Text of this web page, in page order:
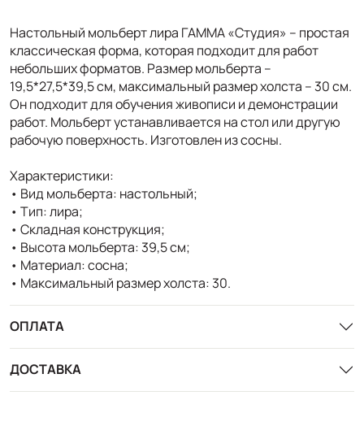
Настольный мольберт лира ГАММА «Студия» – простая
классическая форма, которая подходит для работ
небольших форматов. Размер мольберта –
19,5*27,5*39,5 см, максимальный размер холста – 30 см.
Он подходит для обучения живописи и демонстрации
работ. Мольберт устанавливается на стол или другую
рабочую поверхность. Изготовлен из сосны.
Характеристики:
• Вид мольберта: настольный;
• Тип: лира;
• Складная конструкция;
• Высота мольберта: 39,5 см;
• Материал: сосна;
• Максимальный размер холста: 30.
ОПЛАТА
ДОСТАВКА